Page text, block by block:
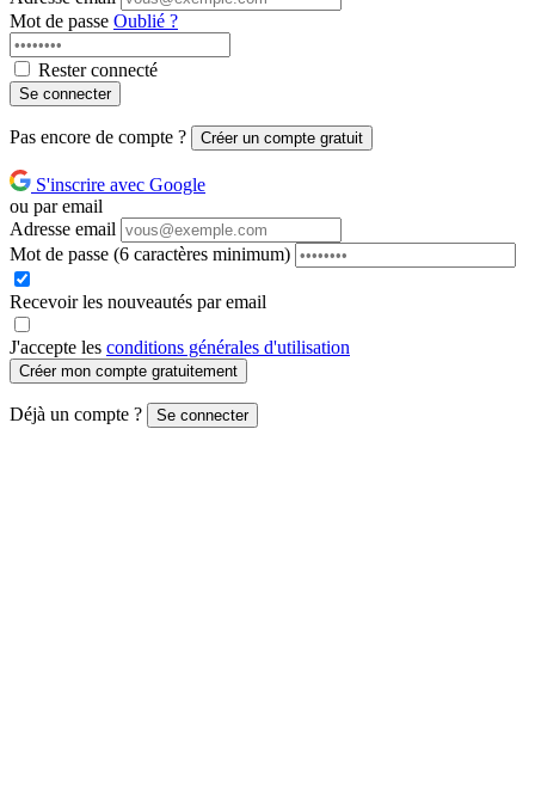
Mot de passe Oublié ?
Rester connecté
Se connecter
Pas encore de compte ? Créer un compte gratuit
S'inscrire avec Google
ou par email
Adresse email
Mot de passe (6 caractères minimum)
Recevoir les nouveautés par email
J'accepte les conditions générales d'utilisation
Créer mon compte gratuitement
Déjà un compte ? Se connecter